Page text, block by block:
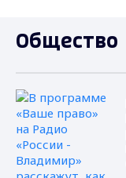
Общество